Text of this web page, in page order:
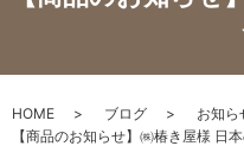
HOME ブログ
お知ら
【商品のお知らせ】㈱椿き屋様 日